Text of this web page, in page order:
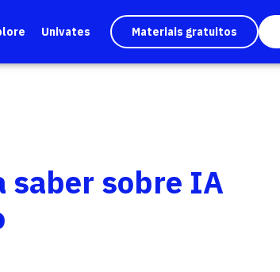
Univates Materiais gratuitos
saber sobre IA